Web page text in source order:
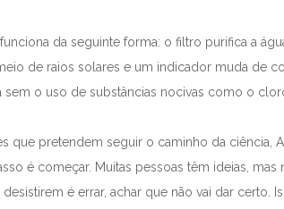
da seguinte forma: o filtro purifica a
de raios solares e um indicador muda de
sem o uso de substâncias nocivas como o
que pretendem seguir o caminho da ciência,
é começar. Muitas pessoas têm ideias,
é errar, achar que não vai dar certo.